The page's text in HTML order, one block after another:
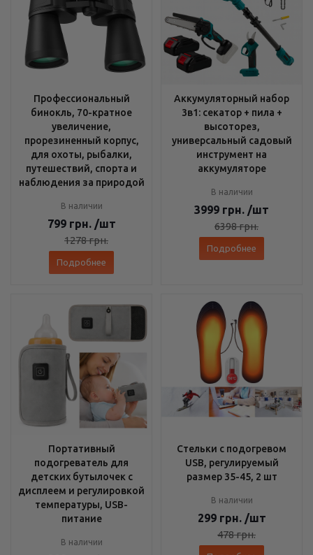
Профессиональный
бинокль, 70-кратное
увеличение,
прорезиненный корпус,
для охоты, рыбалки,
путешествий, спорта и
наблюдения за природой
В наличии
799 грн. /шт
1278грн.
Подробнее
Аккумуляторный набор
3в1: секатор + пила +
высоторез,
универсальный садовый
инструмент на
аккумуляторе
В наличии
3999 грн. /шт
6398грн.
Подробнее
Портативный
подогреватель для
детских бутылочек с
дисплеем и регулировкой
температуры, USB-
питание
В наличии
Стельки с подогревом
USB, регулируемый
размер 35-45, 2 шт
В наличии
299 грн. /шт
478грн.